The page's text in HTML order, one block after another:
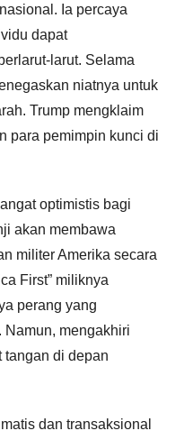
Ia percaya
dapat
larut. Selama
niatnya untuk
Trump mengklaim
para pemimpin kunci di
optimistis bagi
akan membawa
militer Amerika secara
First” miliknya
perang yang
Namun, mengakhiri
tangan di depan
dan transaksional